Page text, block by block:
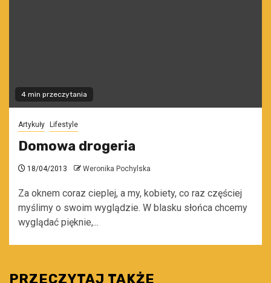
4 min przeczytania
Artykuły Lifestyle
Domowa drogeria
18/04/2013 Weronika Pochylska
Za oknem coraz cieplej, a my, kobiety, co raz częściej
myślimy o swoim wyglądzie. W blasku słońca chcemy
wyglądać pięknie,...
PRZECZYTAJ TAKŻE